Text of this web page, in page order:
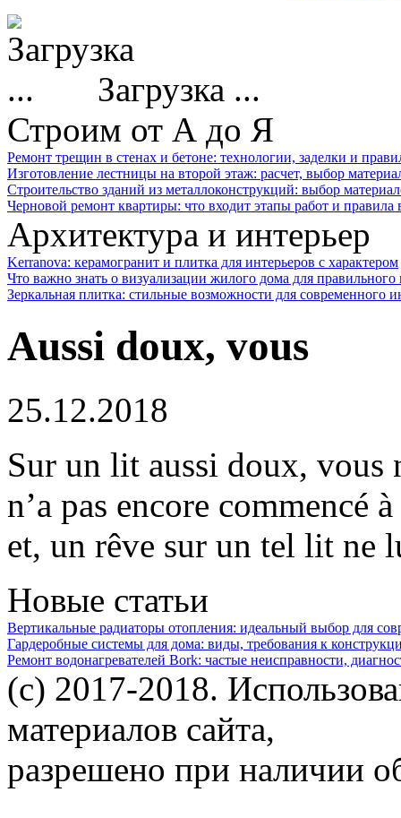
Загрузка ...
Строим от А до Я
Ремонт трещин в стенах и бетоне: технологии, заделки и
Изготовление лестницы на второй этаж: расчет, выбор
Строительство зданий из металлоконструкций: выбор
Черновой ремонт квартиры: что входит этапы работ и
Архитектура и интерьер
Kerranova: керамогранит и плитка для интерьеров с характером
Что важно знать о визуализации жилого дома для
Зеркальная плитка: стильные возможности для современного
Aussi doux, vous
25.12.2018
Sur un lit aussi doux, vous
n’a pas encore commencé
et, un rêve sur un tel lit ne
Новые статьи
Вертикальные радиаторы отопления: идеальный выбор для
Гардеробные системы для дома: виды, требования к
Ремонт водонагревателей Bork: частые неисправности,
(c) 2017-2018.
материалов сайта,
разрешено при наличии